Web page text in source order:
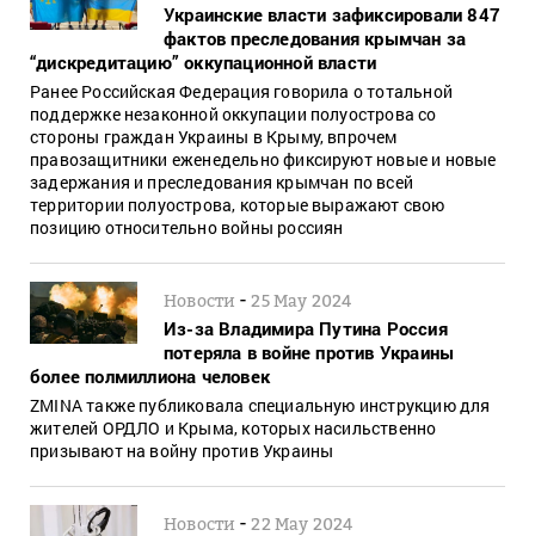
Украинские власти зафиксировали 847
фактов преследования крымчан за
“дискредитацию” оккупационной власти
Ранее Российская Федерация говорила о тотальной
поддержке незаконной оккупации полуострова со
стороны граждан Украины в Крыму, впрочем
правозащитники еженедельно фиксируют новые и новые
задержания и преследования крымчан по всей
территории полуострова, которые выражают свою
позицию относительно войны россиян
Новости -25 May 2024
Из-за Владимира Путина Россия
потеряла в войне против Украины
более полмиллиона человек
ZMINA также публиковала специальную инструкцию для
жителей ОРДЛО и Крыма, которых насильственно
призывают на войну против Украины
Новости -22 May 2024